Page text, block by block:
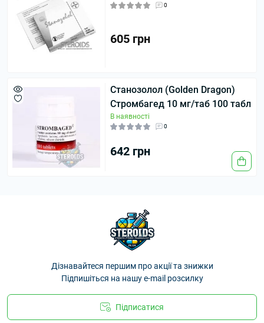
0
605 грн
Станозолол (Golden Dragon)
Стромбагед 10 мг/таб 100 табл
В наявності
0
642 грн
Дізнавайтеся першим про акції та знижки
Підпишіться на нашу e-mail розсилку
Підписатися